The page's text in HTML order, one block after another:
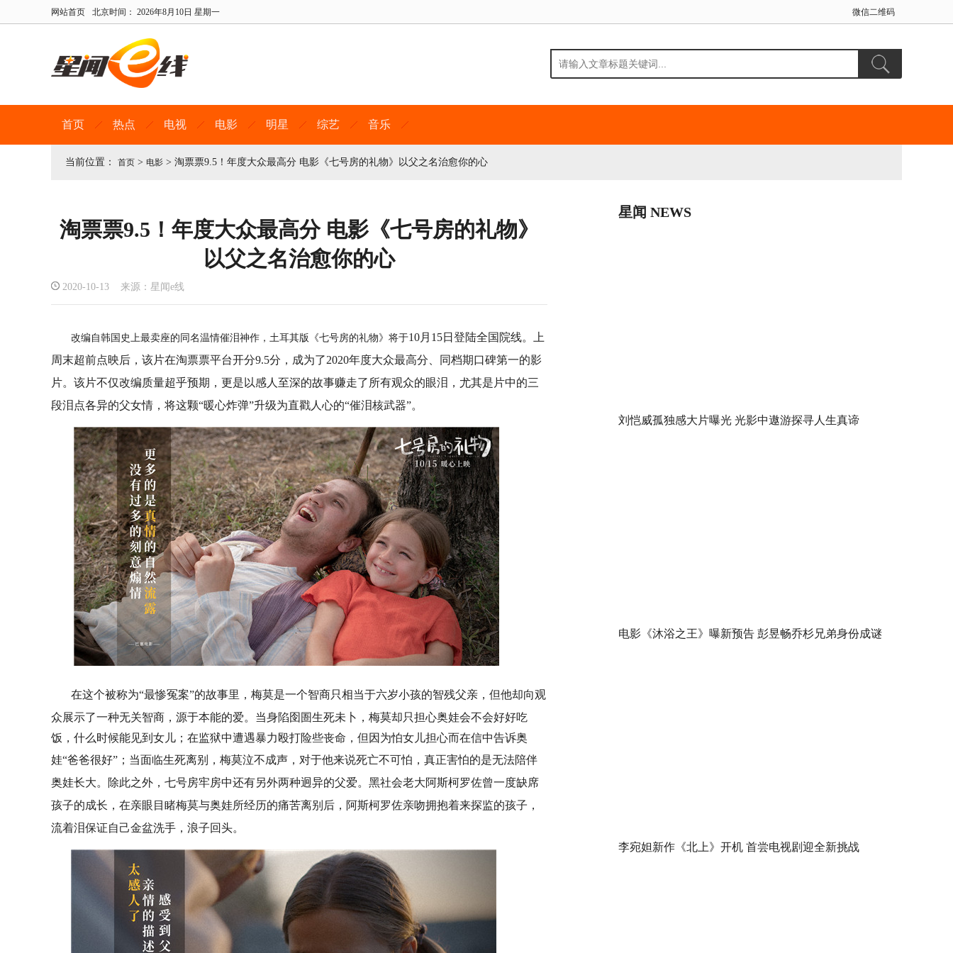
网站首页 北京时间： 2026年8月10日 星期一 微信二维码
首页 热点 电视 电影 明星 综艺 音乐
当前位置： 首页 > 电影 > 淘票票9.5！年度大众最高分 电影《七号房的礼物》以父之名治愈你的心
淘票票9.5！年度大众最高分 电影《七号房的礼物》
以父之名治愈你的心
2020-10-13 来源：星闻e线
改编自韩国史上最卖座的同名温情催泪神作，土耳其版《七号房的礼物》将于10月15日登陆全国院线。上
周末超前点映后，该片在淘票票平台开分9.5分，成为了2020年度大众最高分、同档期口碑第一的影
片。该片不仅改编质量超乎预期，更是以感人至深的故事赚走了所有观众的眼泪，尤其是片中的三
段泪点各异的父女情，将这颗“暖心炸弹”升级为直戳人心的“催泪核武器”。
在这个被称为“最惨冤案”的故事里， 梅莫是一个智商只相当于六岁小孩的智残父亲，但他却向观
众展示了一种无关智商，源于本能的爱。当身陷囹圄生死未卜， 梅莫却只担心奥娃会不会好好吃
饭，什么时候能见到女儿；在监狱中遭遇暴力殴打险些丧命，但因为怕女儿担心而在信中告诉奥
娃“爸爸很好”；当面临生死离别 ， 梅莫泣不成声 ， 对于他来说死亡不可怕 ，真正害怕的是无法陪伴
奥娃长大。除此之外，七号房牢房中还有另外两种迥异的父爱。黑社会老大阿斯柯罗佐曾一度缺席
孩子的成长，在亲眼目睹梅莫与奥娃所经历的痛苦离别后，阿斯柯罗佐亲吻拥抱着来探监的孩子，
流着泪保证自己金盆洗手，浪子回头。
星闻 NEWS
刘恺威孤独感大片曝光 光影中遨游探寻人生真谛
电影《沐浴之王》曝新预告 彭昱畅乔杉兄弟身份成谜
李宛妲新作《北上》开机 首尝电视剧迎全新挑战